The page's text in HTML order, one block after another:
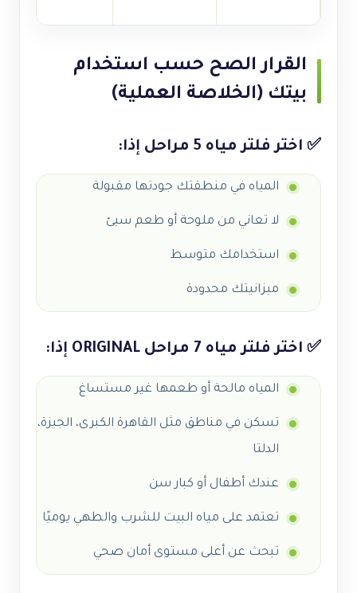
القرار الصح حسب استخدام
بيتك (الخلاصة العملية)
✅ اختر فلتر مياه 5 مراحل إذا:
المياه في منطقتك جودتها مقبولة
لا تعاني من ملوحة أو طعم سيئ
استخدامك متوسط
ميزانيتك محدودة
✅ اختر فلتر مياه 7 مراحل ORIGINAL إذا:
المياه مالحة أو طعمها غير مستساغ
تسكن في مناطق مثل القاهرة الكبرى، الجيزة،
الدلتا
عندك أطفال أو كبار سن
تعتمد على مياه البيت للشرب والطهي يوميًا
تبحث عن أعلى مستوى أمان صحي